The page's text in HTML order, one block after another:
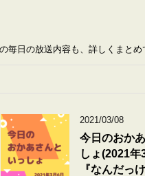
日の放送内容も、詳しくまとめ
2021/03/08
今日のおか
しょ(2021年
『なんだっ